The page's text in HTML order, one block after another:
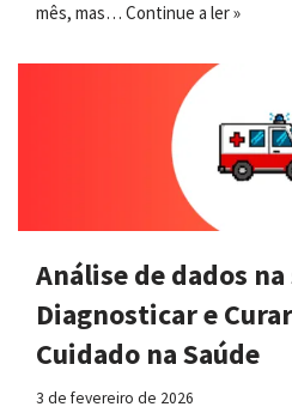
mês, mas… Continue a ler »
Análise de dados
Diagnosticar e
Cuidado na Saúde
3 de fevereiro de 2026